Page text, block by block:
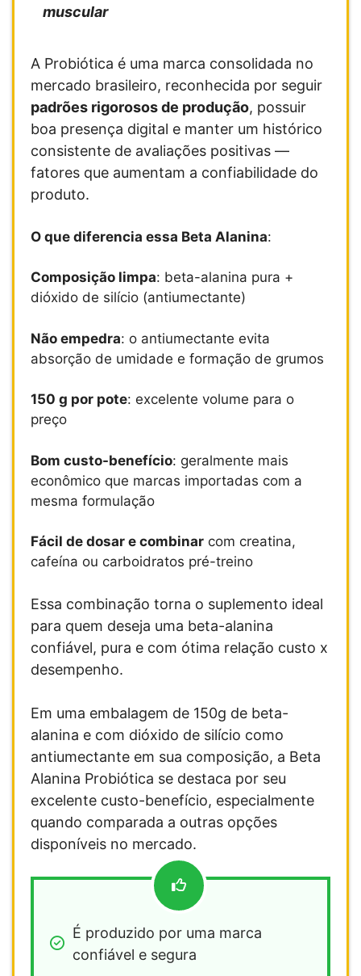
muscular
A Probiótica é uma marca consolidada no
mercado brasileiro, reconhecida por seguir
padrões rigorosos de produção, possuir
boa presença digital e manter um histórico
consistente de avaliações positivas —
fatores que aumentam a confiabilidade do
produto.
O que diferencia essa Beta Alanina:
Composição limpa: beta-alanina pura +
dióxido de silício (antiumectante)
Não empedra: o antiumectante evita
absorção de umidade e formação de grumos
150 g por pote: excelente volume para o
preço
Bom custo-benefício: geralmente mais
econômico que marcas importadas com a
mesma formulação
Fácil de dosar e combinar com creatina,
cafeína ou carboidratos pré-treino
Essa combinação torna o suplemento ideal
para quem deseja uma beta-alanina
confiável, pura e com ótima relação custo x
desempenho.
Em uma embalagem de 150g de beta-
alanina e com dióxido de silício como
antiumectante em sua composição, a Beta
Alanina Probiótica se destaca por seu
excelente custo-benefício, especialmente
quando comparada a outras opções
disponíveis no mercado.
É produzido por uma marca
confiável e segura